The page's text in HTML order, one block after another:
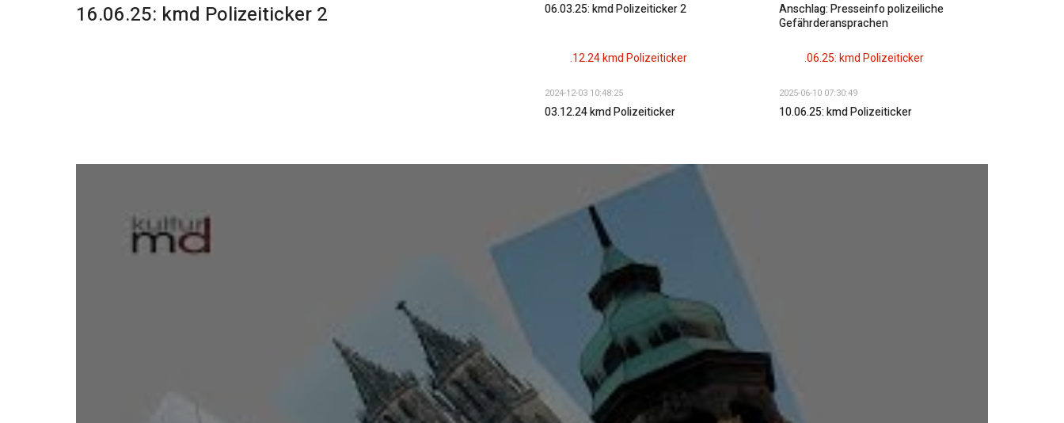
16.06.25: kmd Polizeiticker 2 06.03.25: kmd Polizeiticker 2
Anschlag: Presseinfo polizeiliche
Gefährderansprachen
2024-12-03 10:48:25
03.12.24 kmd Polizeiticker
2025-06-10 07:30:49
10.06.25: kmd Polizeiticker